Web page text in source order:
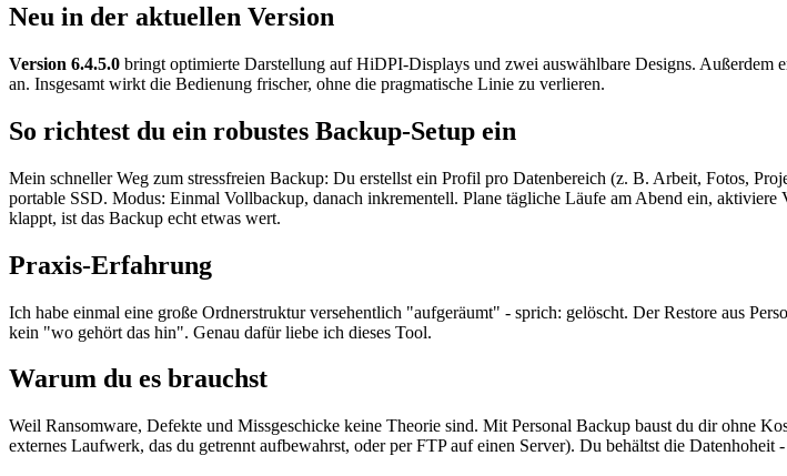
Neu in der aktuellen Version
Version 6.4.5.0 bringt optimierte Darstellung auf HiDPI-Displays und zwei auswählbare Designs. Außerdem
an. Insgesamt wirkt die Bedienung frischer, ohne die pragmatische Linie zu verlieren.
So richtest du ein robustes Backup-Setup ein
Mein schneller Weg zum stressfreien Backup: Du erstellst ein Profil pro Datenbereich (z. B. Arbeit, Fotos,
portable SSD. Modus: Einmal Vollbackup, danach inkrementell. Plane tägliche Läufe am Abend ein,
klappt, ist das Backup echt etwas wert.
Praxis-Erfahrung
Ich habe einmal eine große Ordnerstruktur versehentlich "aufgeräumt" - sprich: gelöscht. Der Restore aus
kein "wo gehört das hin". Genau dafür liebe ich dieses Tool.
Warum du es brauchst
Weil Ransomware, Defekte und Missgeschicke keine Theorie sind. Mit Personal Backup baust du dir ohne
externes Laufwerk, das du getrennt aufbewahrst, oder per FTP auf einen Server). Du behältst die Datenhoheit